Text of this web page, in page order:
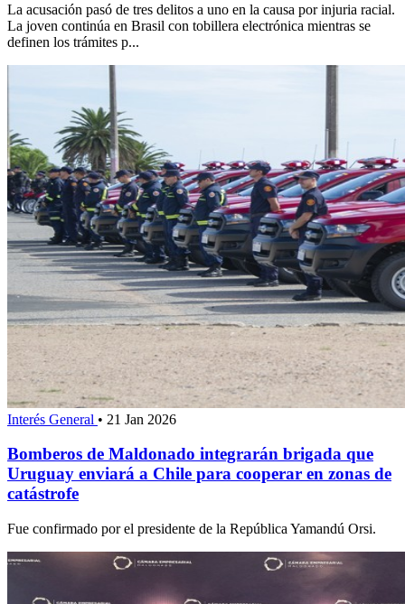
La acusación pasó de tres delitos a uno en la causa por injuria racial.
La joven continúa en Brasil con tobillera electrónica mientras se
definen los trámites p...
Interés General • 21 Jan 2026
Bomberos de Maldonado integrarán brigada que
Uruguay enviará a Chile para cooperar en zonas de
catástrofe
Fue confirmado por el presidente de la República Yamandú Orsi.